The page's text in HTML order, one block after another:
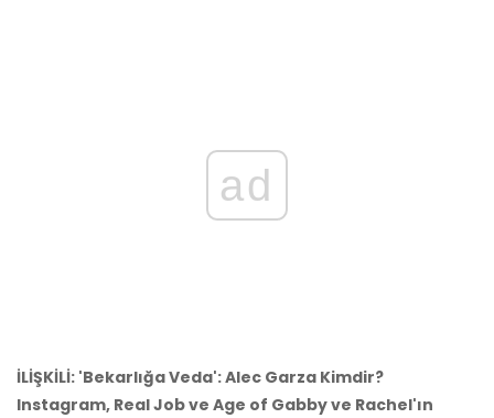
ad
İLİŞKİLİ: 'Bekarlığa Veda': Alec Garza Kimdir?
Instagram, Real Job ve Age of Gabby ve Rachel'ın